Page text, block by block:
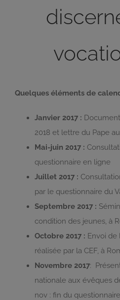
Quelques éléments de
Janvier 2017 :
2018 et lettre du Pape
Mai-juin 2017 :
questionnaire en ligne
Juillet 2017 :
par le questionnaire du
Septembre 2017 :
condition des jeunes, à
Octobre 2017 : Envoi de
réalisée par la CEF, à
Novembre 2017:
nationale aux évêques
nov : fin du